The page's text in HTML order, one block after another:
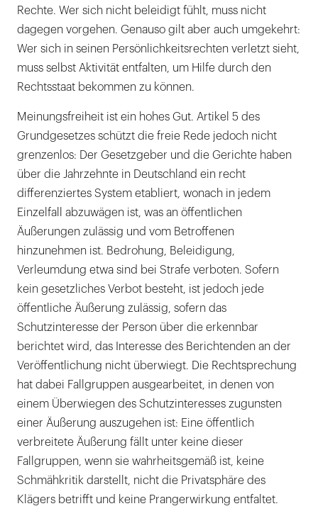
Rechte. Wer sich nicht beleidigt fühlt, muss nicht
dagegen vorgehen. Genauso gilt aber auch umgekehrt:
Wer sich in seinen Persönlichkeitsrechten verletzt sieht,
muss selbst Aktivität entfalten, um Hilfe durch den
Rechtsstaat bekommen zu können.
Meinungsfreiheit ist ein hohes Gut. Artikel 5 des
Grundgesetzes schützt die freie Rede jedoch nicht
grenzenlos: Der Gesetzgeber und die Gerichte haben
über die Jahrzehnte in Deutschland ein recht
differenziertes System etabliert, wonach in jedem
Einzelfall abzuwägen ist, was an öffentlichen
Äußerungen zulässig und vom Betroffenen
hinzunehmen ist. Bedrohung, Beleidigung,
Verleumdung etwa sind bei Strafe verboten. Sofern
kein gesetzliches Verbot besteht, ist jedoch jede
öffentliche Äußerung zulässig, sofern das
Schutzinteresse der Person über die erkennbar
berichtet wird, das Interesse des Berichtenden an der
Veröffentlichung nicht überwiegt. Die Rechtsprechung
hat dabei Fallgruppen ausgearbeitet, in denen von
einem Überwiegen des Schutzinteresses zugunsten
einer Äußerung auszugehen ist: Eine öffentlich
verbreitete Äußerung fällt unter keine dieser
Fallgruppen, wenn sie wahrheitsgemäß ist, keine
Schmähkritik darstellt, nicht die Privatsphäre des
Klägers betrifft und keine Prangerwirkung entfaltet.